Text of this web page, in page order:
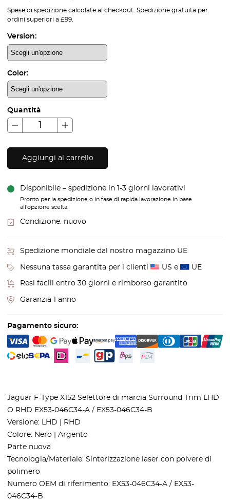
Spese di spedizione calcolate al checkout. Spedizione gratuita per
ordini superiori a £99.
Version:
Color:
Quantità
Aggiungi al carrello
Disponibile – spedizione in 1-3 giorni lavorativi
Pronto per la spedizione o in fase di rapida lavorazione in base
all'opzione scelta.
Condizione: nuovo
Spedizione mondiale dal nostro magazzino UE
Nessuna tassa garantita per i clienti US e UE
Resi facili entro 30 giorni e rimborso garantito
Garanzia 1 anno
Pagamento sicuro:
Jaguar F-Type X152 Selettore di marcia Surround Trim LHD
O RHD EX53-046C34-A / EX53-046C34-B
Versione: LHD | RHD
Colore: Nero | Argento
Parte nuova
Tecnologia/Materiale: Sinterizzazione laser con polvere di
polimero
Numero OEM di riferimento: EX53-046C34-A / EX53-
046C34-B